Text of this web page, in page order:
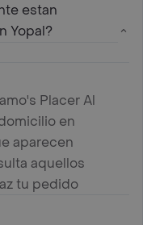
estan
Yopal?
Placer Al
en
aparecen
aquellos
tu pedido